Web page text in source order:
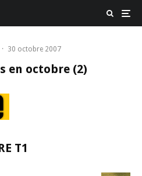
· 30 octobre 2007
en octobre (2)
T1